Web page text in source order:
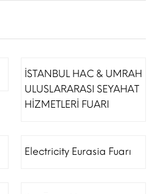
İSTANBUL HAC & UMRAH
ULUSLARARASI SEYAHAT
HİZMETLERİ FUARI
Electricity Eurasia Fuarı